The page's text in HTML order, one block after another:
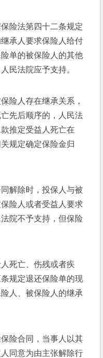
险法第四十二条规定
承人要求保险人给付
单的被保险人的其他
民法院应予支持。
人存在继承关系，
先后顺序的，人民法
推定受益人死亡在
规定确定保险金归
解除时，投保人与被
险人或者受益人要求
院不予支持，但保险
死亡、伤残或者疾
规定退还保险单的现
人、被保险人的继承
险合同，当事人以其
同意为由主张解除行